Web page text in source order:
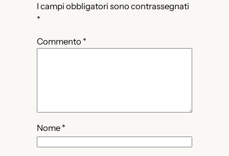
I campi obbligatori sono contrassegnati
*
Commento *
Nome *